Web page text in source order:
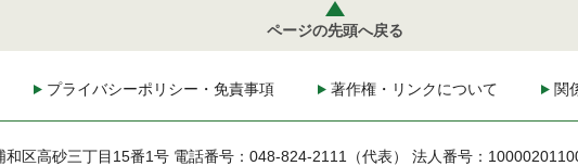
ページの先頭へ戻る
プライバシーポリシー・免責事項 著作権・リンクについて 関
和区高砂三丁目15番1号 電話番号：048-824-2111（代表） 法人番号：